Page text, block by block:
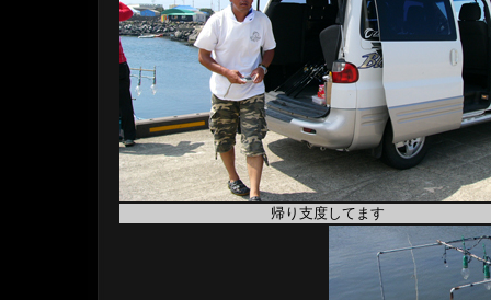
帰り支度してます